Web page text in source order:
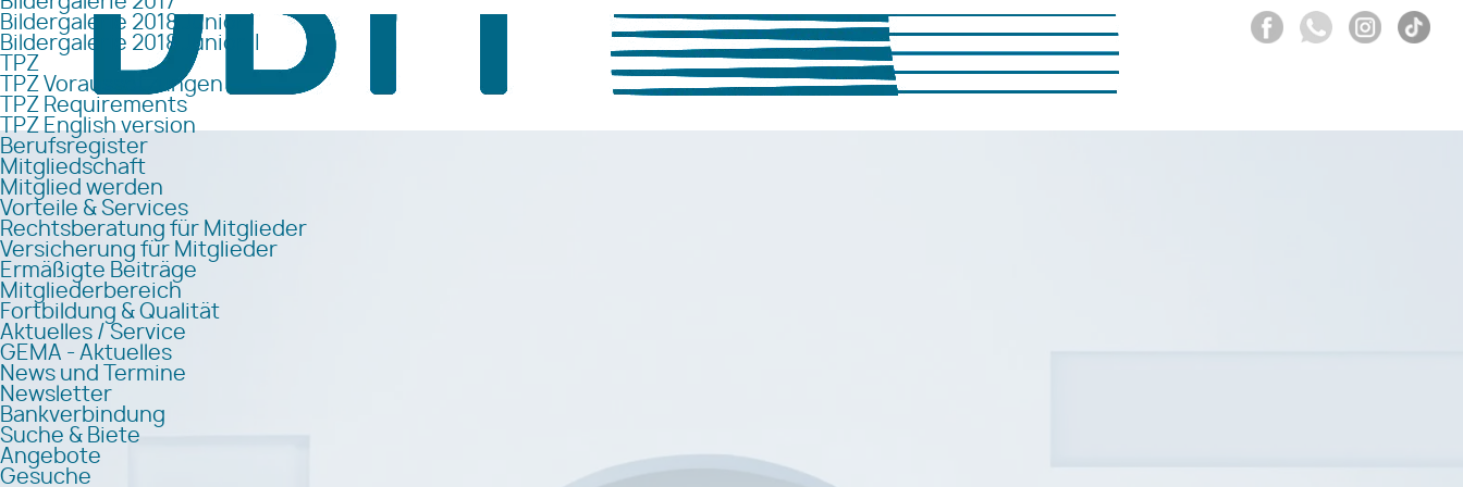
Bildergalerie 2018 Junior I
Bildergalerie 2018 Junior II
TPZ
TPZ Voraussetzungen
TPZ Requirements
TPZ English version
Berufsregister
Mitgliedschaft
Mitglied werden
Vorteile & Services
Rechtsberatung für Mitglieder
Versicherung für Mitglieder
Ermäßigte Beiträge
Mitgliederbereich
Fortbildung & Qualität
Aktuelles / Service
GEMA - Aktuelles
News und Termine
Newsletter
Bankverbindung
Suche & Biete
Angebote
Gesuche